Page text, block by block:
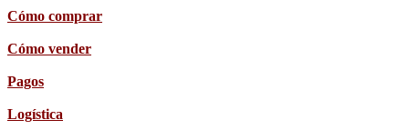
Cómo comprar
Cómo vender
Pagos
Logística